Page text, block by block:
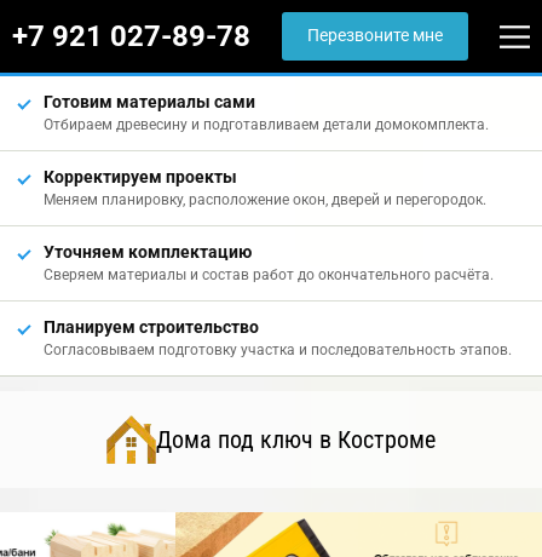
+7 921 027-89-78 Перезвоните мне
Готовим материалы сами
Отбираем древесину и подготавливаем детали домокомплекта.
Корректируем проекты
Меняем планировку, расположение окон, дверей и перегородок.
Уточняем комплектацию
Сверяем материалы и состав работ до окончательного расчёта.
Планируем строительство
Согласовываем подготовку участка и последовательность этапов.
Дома под ключ в Костроме